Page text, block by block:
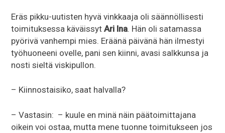
Eräs pikku-uutisten hyvä vinkkaaja oli säännöllisesti
toimituksessa käväissytAri Ina. Hän oli satamassa
pyörivä vanhempi mies. Eräänä päivänä hän ilmestyi
työhuoneeni ovelle, pani sen kiinni, avasi salkkunsa ja
nosti sieltä viskipullon.
– Kiinnostaisiko, saat halvalla?
– Vastasin: – kuule en minä näin päätoimittajana
oikein voi ostaa, mutta mene tuonne toimitukseen jos